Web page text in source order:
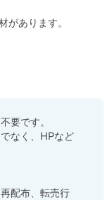
があります。
要です。
なく、HPなど
配布、転売行